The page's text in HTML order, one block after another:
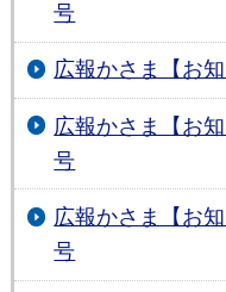
号
広報かさま【お
広報かさま【お
号
広報かさま【お
号